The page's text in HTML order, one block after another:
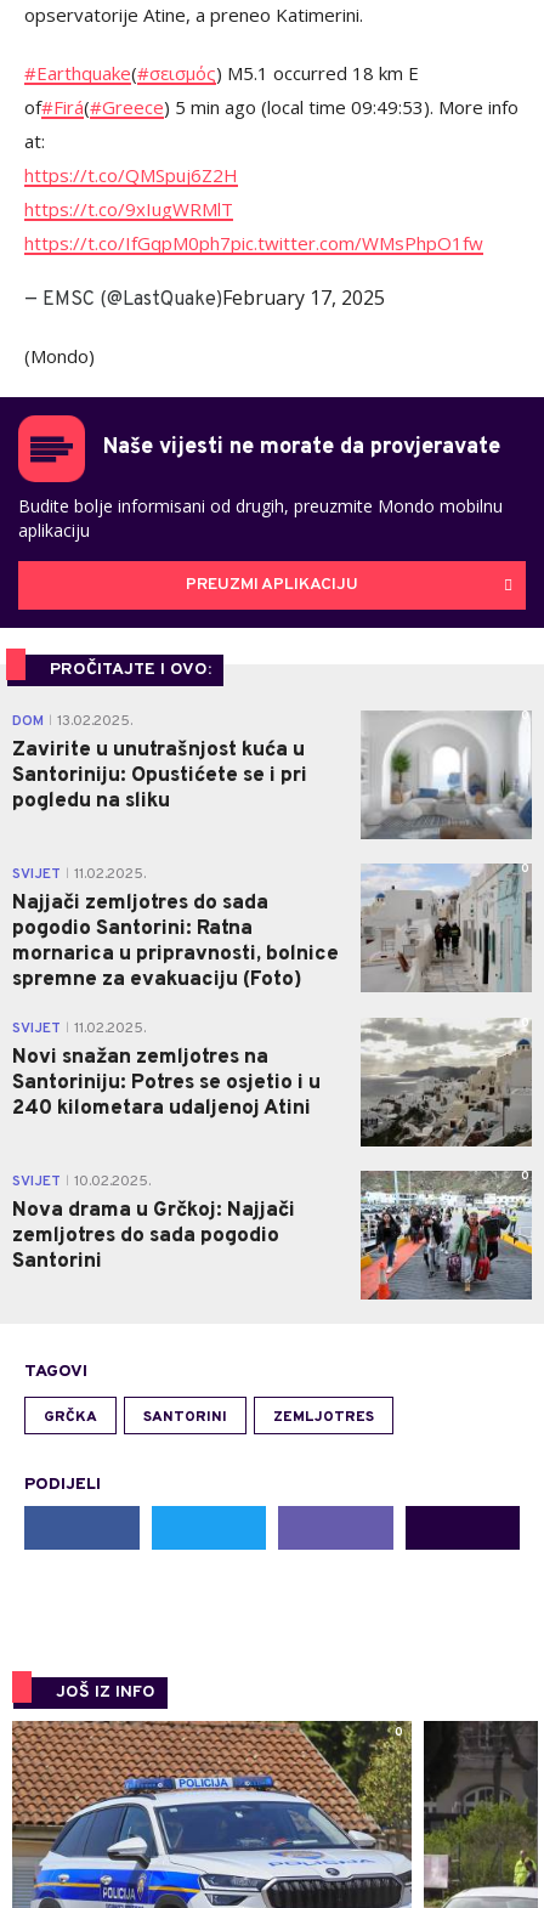
opservatorije Atine, a preneo Katimerini.
#Earthquake(#σεισμός) M5.1 occurred 18 km E
of#Firá(#Greece) 5 min ago (local time 09:49:53). More info
at:
https://t.co/QMSpuj6Z2H
https://t.co/9xIugWRMlT
https://t.co/IfGqpM0ph7pic.twitter.com/WMsPhpO1fw
— EMSC (@LastQuake)February 17, 2025
(Mondo)
Naše vijesti ne morate da provjeravate
Budite bolje informisani od drugih, preuzmite Mondo mobilnu
aplikaciju
PREUZMI APLIKACIJU
PROČITAJTE I OVO:
DOM 13.02.2025.
Zavirite u unutrašnjost kuća u
Santoriniju: Opustićete se i pri
pogledu na sliku
0
SVIJET 11.02.2025.
Najjači zemljotres do sada
pogodio Santorini: Ratna
mornarica u pripravnosti, bolnice
spremne za evakuaciju (Foto)
0
SVIJET 11.02.2025.
Novi snažan zemljotres na
Santoriniju: Potres se osjetio i u
240 kilometara udaljenoj Atini
0
SVIJET 10.02.2025.
Nova drama u Grčkoj: Najjači
zemljotres do sada pogodio
Santorini
0
TAGOVI
GRČKA SANTORINI ZEMLJOTRES
PODIJELI
JOŠ IZ INFO
0